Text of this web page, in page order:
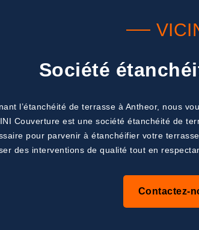
Société
l’étanchéité de terrasse à Antheor, nous
Couverture est une société étanchéité de
pour parvenir à étanchéifier votre
des interventions de qualité tout en
Contactez-